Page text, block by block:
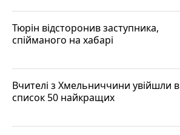
Тюрін відсторонив заступника,
спійманого на хабарі
Вчителі з Хмельниччини увійшли в
список 50 найкращих